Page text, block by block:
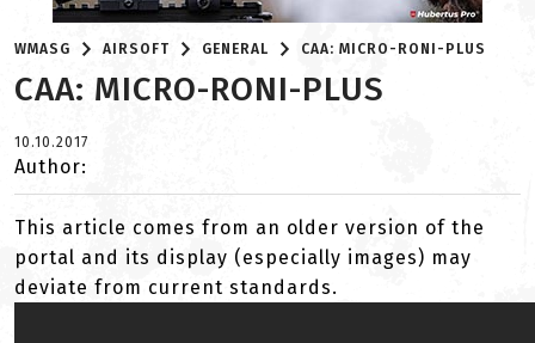
WMASG AIRSOFT GENERAL CAA: MICRO-RONI-PLUS
CAA: MICRO-RONI-PLUS
10.10.2017
Author:
This article comes from an older version of the
portal and its display (especially images) may
deviate from current standards.